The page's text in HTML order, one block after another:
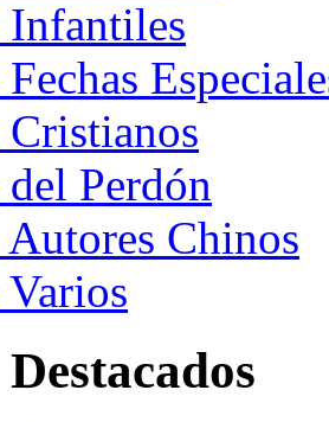
Infantiles
Cristianos
del Perdón
Autores Chinos
Varios